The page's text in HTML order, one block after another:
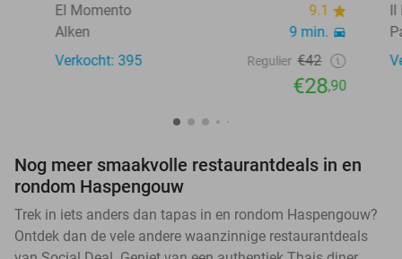
El Momento
9.1
Alken
9 min.
Verkocht: 395
Regulier €42
€28,90
Il
Nog meer smaakvolle restaurantdeals in en
rondom Haspengouw
Trek in iets anders dan tapas in en rondom Haspengouw?
Ontdek dan de vele andere waanzinnige restaurantdeals